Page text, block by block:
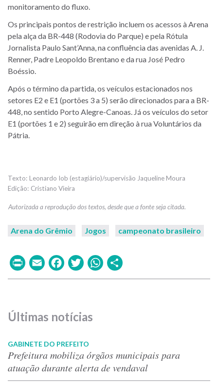
monitoramento do fluxo.
Os principais pontos de restrição incluem os acessos à Arena
pela alça da BR-448 (Rodovia do Parque) e pela Rótula
Jornalista Paulo Sant’Anna, na confluência das avenidas A. J.
Renner, Padre Leopoldo Brentano e da rua José Pedro
Boéssio.
Após o término da partida, os veículos estacionados nos
setores E2 e E1 (portões 3 a 5) serão direcionados para a BR-
448, no sentido Porto Alegre-Canoas. Já os veículos do setor
E1 (portões 1 e 2) seguirão em direção à rua Voluntários da
Pátria.
Leonardo Iob (estagiário)/supervisão Jaqueline Moura
Cristiano Vieira
Arena do Grêmio Jogos campeonato brasileiro
PrintEmailFacebook
TwitterWhatsApp
Últimas notícias
GABINETE DO PREFEITO
Prefeitura mobiliza órgãos municipais para
atuação durante alerta de vendaval